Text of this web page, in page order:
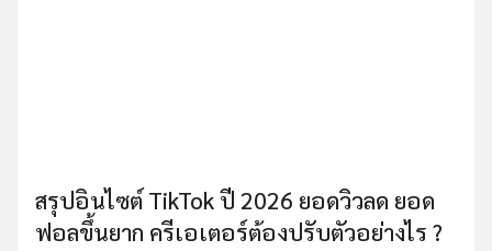
สรุปอินไซต์ TikTok ปี 2026 ยอดวิวลด ยอด
ฟอลขึ้นยาก ครีเอเตอร์ต้องปรับตัวอย่างไร ?